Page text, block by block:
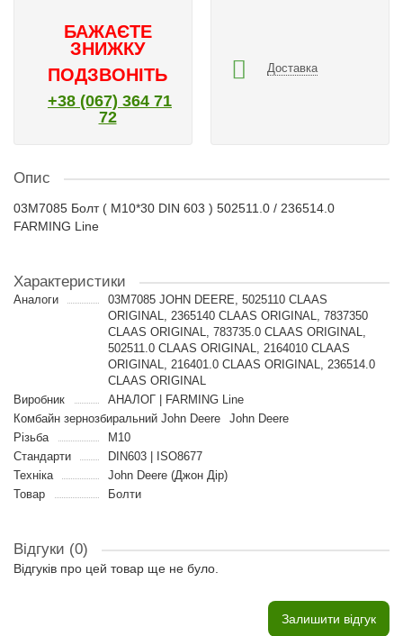
БАЖАЄТЕ
ЗНИЖКУ
ПОДЗВОНІТЬ
+38 (067) 364 71
72
Доставка
Опис
03M7085 Болт ( M10*30 DIN 603 ) 502511.0 / 236514.0
FARMING Line
Характеристики
Аналоги
03M7085 JOHN DEERE, 5025110 CLAAS
ORIGINAL, 2365140 CLAAS ORIGINAL, 7837350
CLAAS ORIGINAL, 783735.0 CLAAS ORIGINAL,
502511.0 CLAAS ORIGINAL, 2164010 CLAAS
ORIGINAL, 216401.0 CLAAS ORIGINAL, 236514.0
CLAAS ORIGINAL
Виробник
АНАЛОГ | FARMING Line
Комбайн зернозбиральний John Deere
John Deere
Різьба
M10
Стандарти
DIN603 | ISO8677
Техніка
John Deere (Джон Дір)
Товар
Болти
Відгуки (0)
Відгуків про цей товар ще не було.
Залишити відгук